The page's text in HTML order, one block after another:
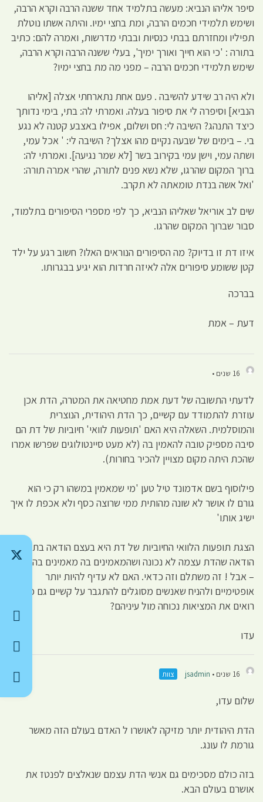
סיפר אליהו הנביא: מעשה בתלמיד אחד ששנה הרבה וקרא הרבה,
ושימש תלמידי חכמים הרבה, ומת בחצי ימיו. והיתה אשתו נוטלת
תפיליו ומחזרתם בבתי כנסיות ובבתי מדרשות, ואמרה להם: כתיב
בתורה : 'כי הוא חייך ואורך ימיך', בעלי ששנה הרבה וקרא הרבה,
שימש תלמידי חכמים הרבה – מפני מה מת בחצי ימיו?
ולא היה רב שידע להשיבה . פעם אחת נתארחתי אצלה [אליהו
הנביא] וסיפרה לי את סיפור בעלה. ואמרתי לה: בתי, בימי נדותך
כיצד התנהג? השיבה לי: חס ושלום, אפילו באצבע קטנה לא נגע
בי. – בימים של שבעה נקיים מהו אצלך? השיבה לי: ' אכל עמי,
ושתה עמי, וישן עמי בקירוב בשר [לא שמר נגיעה]. ואמרתי לה:
ברוך המקום שהרגו, שלא נשא פנים לתורה, שהרי אמרה תורה:
'ואל אשה בנדת טומאתה לא תקרב.
שים לב אוריאל שאליהו הנביא, כך לפי מספרי הסיפורים בתלמוד,
סבור שברוך המקום שהרגו.
איזו דת זו בדיוק? מה הסיפורים הנוראים האלו? חשוב רגע על ילד
קטן ששומע סיפורים אלה לאיזה חרדות הוא יגיע בבגרותו.
בברכה
דעת – אמת
16 שנים •
לדעתי התשובה של דעת אמת מחטיאה את המטרה, הדת אכן
עוזרת להתמודד עם קשיים, כך הדת היהודית, הנוצרית
והמוסלמית. השאלה היא האם 'תופעות לוואי' חיוביות של דת הם
סיבה מספיק טובה להאמין בה (לא מעט סיינטולוגים שפרשו אמרו
שהכת היתה מקום מצויין להכיר בחורות).
פילוסוף בשם אדמונד טיל טען 'מי שמאמין במשהו רק כי הוא
גורם לו אושר לא שונה מהותית ממי שרוצה כסף ולא אכפת לו איך
ישיג אותו'
הצגת תופעות הלוואי החיוביות של דת היא בעצם הודאה בתבוסה,
הודאה שהדת עצמה לא נכונה ושהמאמינים בה מאמינים בהבלים
– אבל ! זה משתלם וזה כדאי. האם לא עדיף להיות יותר
אופטימיים ולהניח שאנשים מסוגלים להתגבר על קשיים גם כשהם
רואים את המציאות נכוחה מול עיניהם?
עדו
16 שנים • jsadmin צוות
שלום עדו,
הדת היהודית יותר מזיקה לאושרו ל האדם בעולם הזה מאשר
גורמת לו עונג.
בזה כולם מסכימים גם אנשי הדת עצמם שנאלצים לפנטז את
אושרם בעולם הבא.